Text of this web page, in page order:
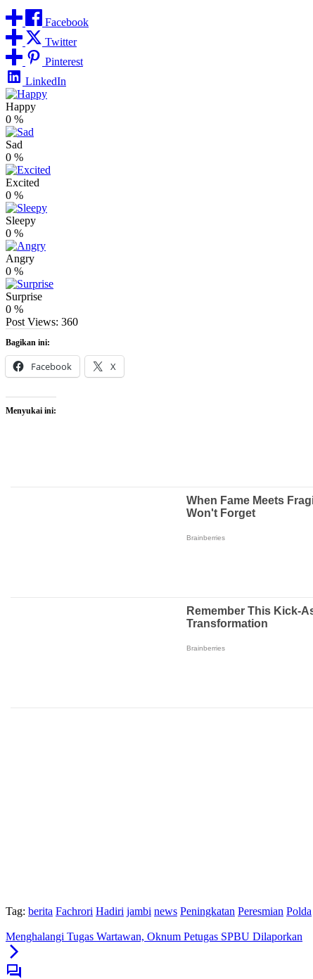
Facebook
Twitter
Pinterest
LinkedIn
Happy
0 %
Sad
0 %
Excited
0 %
Sleepy
0 %
Angry
0 %
Surprise
0 %
Post Views: 360
Bagikan ini:
Facebook X
Menyukai ini:
Tag: berita Fachrori Hadiri jambi news Peningkatan Peresmian Polda
Menghalangi Tugas Wartawan, Oknum Petugas SPBU Dilaporkan